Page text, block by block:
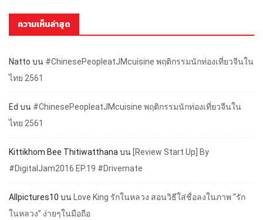
ความเห็นล่าสุด
Natto บน #ChinesePeopleatJMcuisine พฤติกรรมนักท่องเที่ยวจีนใน
ไทย 2561
Ed บน #ChinesePeopleatJMcuisine พฤติกรรมนักท่องเที่ยวจีนใน
ไทย 2561
Kittikhom Bee Thitiwatthana บน [Review Start Up] By
#DigitalJam2016 EP.19 #Drivemate
Allpictures10 บน
Love King รักในหลวง สอนวิธีใส่ชื่อลงในภาพ “รัก
ในหลวง” ง่ายๆในมือถือ